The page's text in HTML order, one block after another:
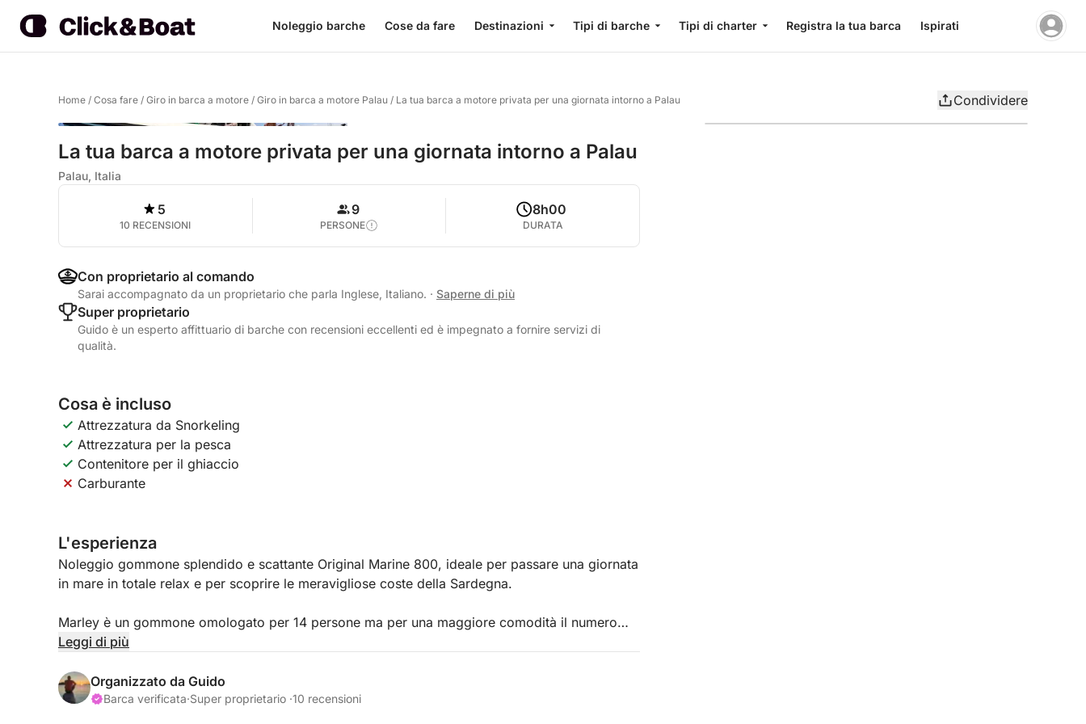
Noleggio barche Cose da fare Destinazioni Tipi di barche Tipi di charter Registra la tua barca Ispirati
Home / Cosa fare / Giro in barca a motore / Giro in barca a motore Palau / La tua barca a motore privata per una giornata intorno a Palau Condividere
La tua barca a motore privata per una giornata intorno a Palau
Palau, Italia
5
10 RECENSIONI
9
PERSONE
8h00
DURATA
Con proprietario al comando
Sarai accompagnato da un proprietario che parla Inglese, Italiano. · Saperne di più
Super proprietario
Guido è un esperto affittuario di barche con recensioni eccellenti ed è impegnato a fornire servizi di
qualità.
Cosa è incluso
Attrezzatura da Snorkeling
Attrezzatura per la pesca
Contenitore per il ghiaccio
Carburante
L'esperienza
Noleggio gommone splendido e scattante Original Marine 800, ideale per passare una giornata
in mare in totale relax e per scoprire le meravigliose coste della Sardegna.
Marley è un gommone omologato per 14 persone ma per una maggiore comodità il numero
massimo degli ospiti a bordo è limitato a 9/10 più skipper.
L'imbarcazione è dotata di un motore YAMAHA 300CV che raggiunge una velocità massima di
55 nodi, più un secondo di rispetto.
Leggi di più
Organizzato da Guido
Barca verificata·Super proprietario ·10 recensioni